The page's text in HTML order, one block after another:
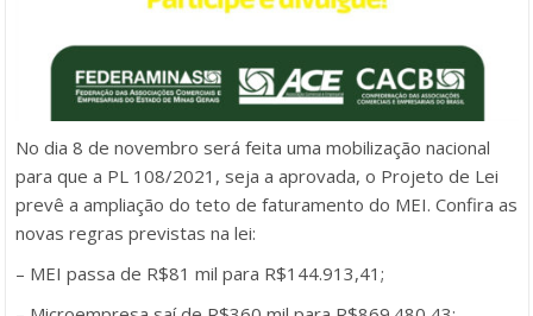
No dia 8 de novembro será feita uma mobilização nacional
para que a PL 108/2021, seja a aprovada, o Projeto de Lei
prevê a ampliação do teto de faturamento do MEI. Confira as
novas regras previstas na lei:
– MEI passa de R$81 mil para R$144.913,41;